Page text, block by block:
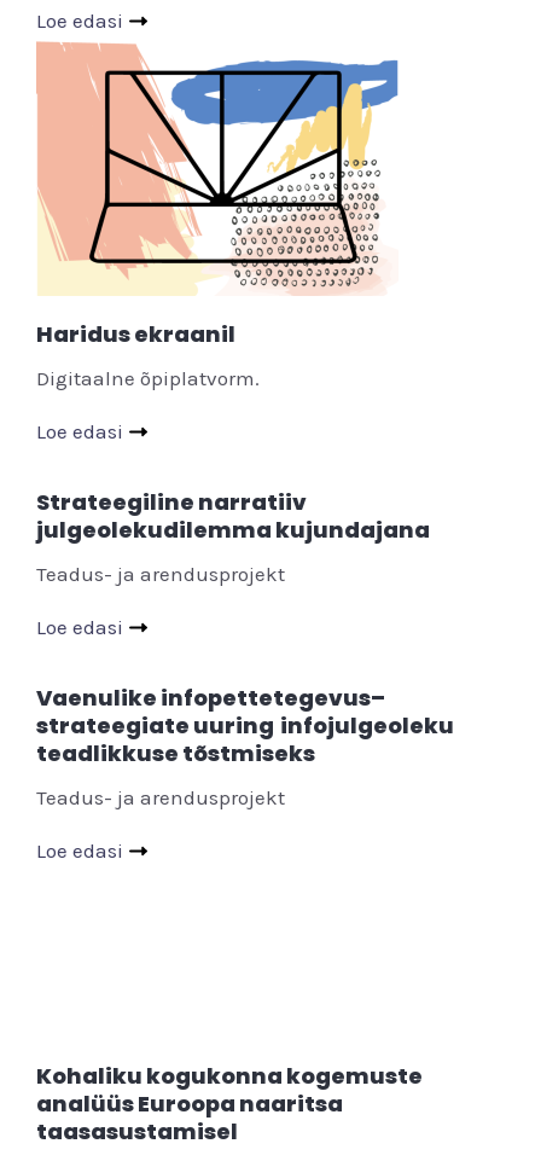
Loe edasi
Haridus ekraanil
Digitaalne õpiplatvorm.
Loe edasi
Strateegiline narratiiv
julgeolekudilemma kujundajana
Teadus- ja arendusprojekt
Loe edasi
Vaenulike infopettetegevus–
strateegiate uuring infojulgeoleku
teadlikkuse tõstmiseks
Teadus- ja arendusprojekt
Loe edasi
Kohaliku kogukonna kogemuste
analüüs Euroopa naaritsa
taasasustamisel